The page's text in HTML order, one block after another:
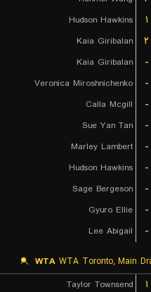
Hudson Hawkins
۱
Kaia Giribalan
۲
Kaia Giribalan
-
Veronica Miroshnichenko
-
Calla Mcgill
-
Sue Yan Tan
-
Marley Lambert
-
Hudson Hawkins
-
Sage Bergeson
-
Gyuro Ellie
-
Lee Abigail
-
WTA WTA Toronto, Main
Taylor Townsend
۱